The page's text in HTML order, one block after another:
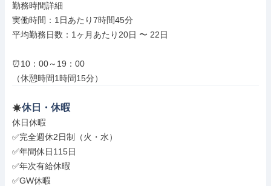
勤務時間詳細
実働時間：1日あたり7時間45分
平均勤務日数：1ヶ月あたり20日 〜 22日
⏰10：00～19：00
（休憩時間1時間15分）
休日・休暇
休日休暇
✅完全週休2日制（火・水）
✅年間休日115日
✅年次有給休暇
✅GW休暇